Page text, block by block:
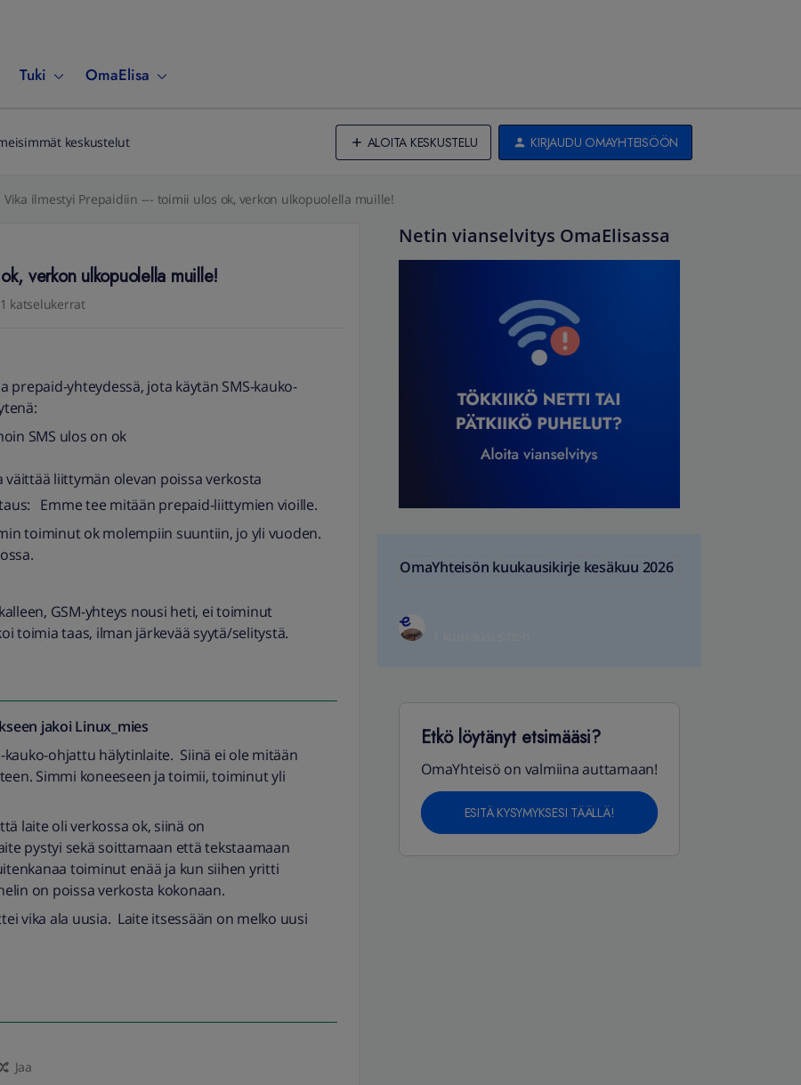
Tuki OmaElisa
keskustelut ALOITA KESKUSTELU KIRJAUDU OMAYHTEISÖÖN
Vika ilmestyi Prepaidiin --- toimii ulos ok, verkon ulkopuolella muille!
verkon ulkopuolella muille!
katselukerrat
prepaid-yhteydessä, jota käytän SMS-kauko-
SMS ulos on ok
liittymän olevan poissa verkosta
Emme tee mitään prepaid-liittymien vioille.
toiminut ok molempiin suuntiin, jo yli vuoden.
GSM-yhteys nousi heti, ei toiminut
toimia taas, ilman järkevää syytä/selitystä.
jakoi Linux_mies
kauko-ohjattu hälytinlaite. Siinä ei ole mitään
Simmi koneeseen ja toimii, toiminut yli
laite oli verkossa ok, siinä on
pystyi sekä soittamaan että tekstaamaan
toiminut enää ja kun siihen yritti
on poissa verkosta kokonaan.
vika ala uusia. Laite itsessään on melko uusi
Jaa
Netin vianselvitys OmaElisassa
OmaYhteisön kuukausikirje kesäkuu 2026
Etkö löytänyt etsimääsi?
OmaYhteisö on valmiina auttamaan!
ESITÄ KYSYMYKSESI TÄÄLLÄ!